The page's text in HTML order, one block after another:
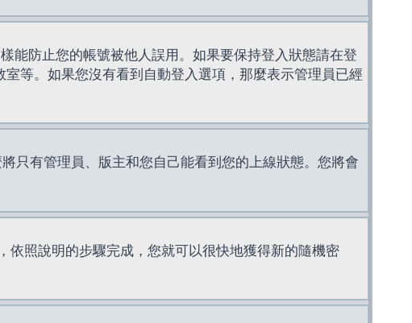
能防止您的帳號被他人誤用。如果要保持登入狀態請在登
等。如果您沒有看到自動登入選項，那麼表示管理員已經
將只有管理員、版主和您自己能看到您的上線狀態。您將會
依照說明的步驟完成，您就可以很快地獲得新的隨機密